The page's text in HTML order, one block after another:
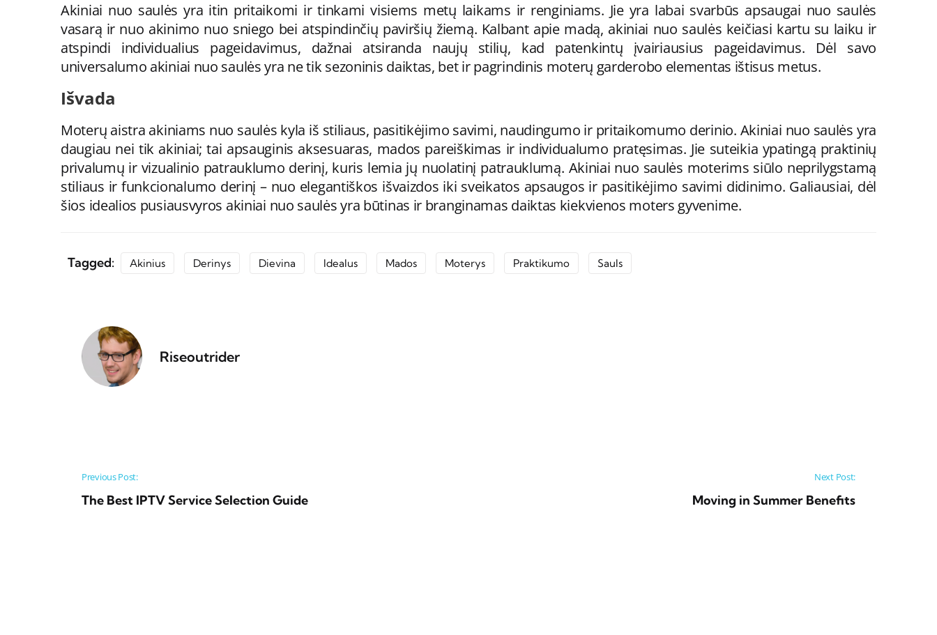
Akiniai nuo saulės yra itin pritaikomi ir tinkami visiems metų laikams ir renginiams. Jie yra labai svarbūs apsaugai nuo saulės
vasarą ir nuo akinimo nuo sniego bei atspindinčių paviršių žiemą. Kalbant apie madą, akiniai nuo saulės keičiasi kartu su laiku ir
atspindi individualius pageidavimus, dažnai atsiranda naujų stilių, kad patenkintų įvairiausius pageidavimus. Dėl savo
universalumo akiniai nuo saulės yra ne tik sezoninis daiktas, bet ir pagrindinis moterų garderobo elementas ištisus metus.
Išvada
Moterų aistra akiniams nuo saulės kyla iš stiliaus, pasitikėjimo savimi, naudingumo ir pritaikomumo derinio. Akiniai nuo saulės yra
daugiau nei tik akiniai; tai apsauginis aksesuaras, mados pareiškimas ir individualumo pratęsimas. Jie suteikia ypatingą praktinių
privalumų ir vizualinio patrauklumo derinį, kuris lemia jų nuolatinį patrauklumą. Akiniai nuo saulės moterims siūlo neprilygstamą
stiliaus ir funkcionalumo derinį – nuo ​​elegantiškos išvaizdos iki sveikatos apsaugos ir pasitikėjimo savimi didinimo. Galiausiai, dėl
šios idealios pusiausvyros akiniai nuo saulės yra būtinas ir branginamas daiktas kiekvienos moters gyvenime.
Tagged: Akinius Derinys Dievina Idealus Mados Moterys Praktikumo Sauls
Riseoutrider
Post navigation
Previous Post:
The Best IPTV Service Selection Guide
Next Post:
Moving in Summer Benefits